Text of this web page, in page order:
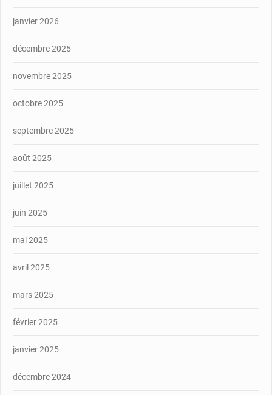
janvier 2026
décembre 2025
novembre 2025
octobre 2025
septembre 2025
août 2025
juillet 2025
juin 2025
mai 2025
avril 2025
mars 2025
février 2025
janvier 2025
décembre 2024